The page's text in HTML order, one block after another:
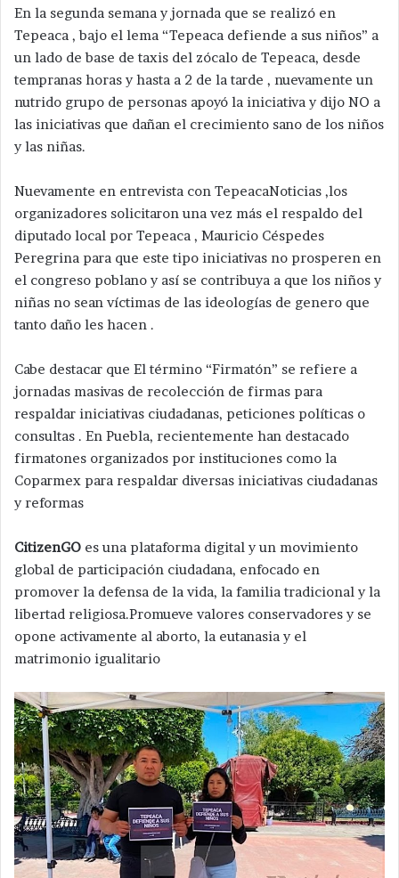
En la segunda semana y jornada que se realizó en
Tepeaca , bajo el lema “Tepeaca defiende a sus niños” a
un lado de base de taxis del zócalo de Tepeaca, desde
tempranas horas y hasta a 2 de la tarde , nuevamente un
nutrido grupo de personas apoyó la iniciativa y dijo NO a
las iniciativas que dañan el crecimiento sano de los niños
y las niñas.
Nuevamente en entrevista con TepeacaNoticias ,los
organizadores solicitaron una vez más el respaldo del
diputado local por Tepeaca , Mauricio Céspedes
Peregrina para que este tipo iniciativas no prosperen en
el congreso poblano y así se contribuya a que los niños y
niñas no sean víctimas de las ideologías de genero que
tanto daño les hacen .
Cabe destacar que El término “Firmatón” se refiere a
jornadas masivas de recolección de firmas para
respaldar iniciativas ciudadanas, peticiones políticas o
consultas . En Puebla, recientemente han destacado
firmatones organizados por instituciones como la
Coparmex para respaldar diversas iniciativas ciudadanas
y reformas
CitizenGO es una plataforma digital y un movimiento
global de participación ciudadana, enfocado en
promover la defensa de la vida, la familia tradicional y la
libertad religiosa.Promueve valores conservadores y se
opone activamente al aborto, la eutanasia y el
matrimonio igualitario